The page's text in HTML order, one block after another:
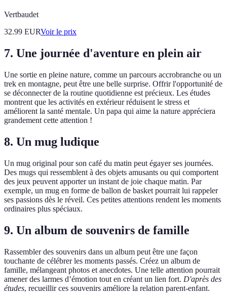
Vertbaudet
32.99 EURVoir le prix
7. Une journée d'aventure en plein air
Une sortie en pleine nature, comme un parcours accrobranche ou un
trek en montagne, peut être une belle surprise. Offrir l'opportunité de
se déconnecter de la routine quotidienne est précieux. Les études
montrent que les activités en extérieur réduisent le stress et
améliorent la santé mentale. Un papa qui aime la nature appréciera
grandement cette attention !
8. Un mug ludique
Un mug original pour son café du matin peut égayer ses journées.
Des mugs qui ressemblent à des objets amusants ou qui comportent
des jeux peuvent apporter un instant de joie chaque matin. Par
exemple, un mug en forme de ballon de basket pourrait lui rappeler
ses passions dès le réveil. Ces petites attentions rendent les moments
ordinaires plus spéciaux.
9. Un album de souvenirs de famille
Rassembler des souvenirs dans un album peut être une façon
touchante de célébrer les moments passés. Créez un album de
famille, mélangeant photos et anecdotes. Une telle attention pourrait
amener des larmes d’émotion tout en créant un lien fort. D'après des
études, recueillir ces souvenirs améliore la relation parent-enfant.